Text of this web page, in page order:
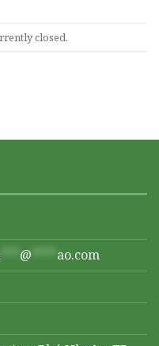
closed.
*** @ **** ao.com